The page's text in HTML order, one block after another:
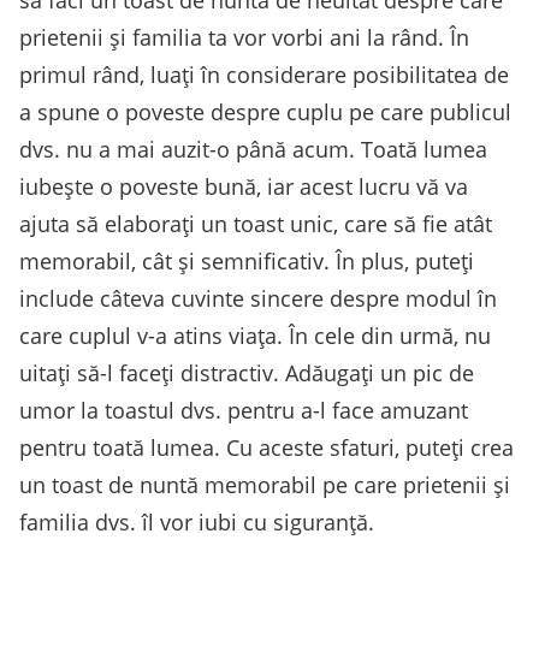
prietenii și familia ta vor vorbi ani la rând. În
primul rând, luați în considerare posibilitatea de
a spune o poveste despre cuplu pe care publicul
dvs. nu a mai auzit-o până acum. Toată lumea
iubește o poveste bună, iar acest lucru vă va
ajuta să elaborați un toast unic, care să fie atât
memorabil, cât și semnificativ. În plus, puteți
include câteva cuvinte sincere despre modul în
care cuplul v-a atins viața. În cele din urmă, nu
uitați să-l faceți distractiv. Adăugați un pic de
umor la toastul dvs. pentru a-l face amuzant
pentru toată lumea. Cu aceste sfaturi, puteți crea
un toast de nuntă memorabil pe care prietenii și
familia dvs. îl vor iubi cu siguranță.